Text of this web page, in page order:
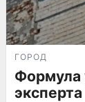
ГОРОД
Формула
эксперта